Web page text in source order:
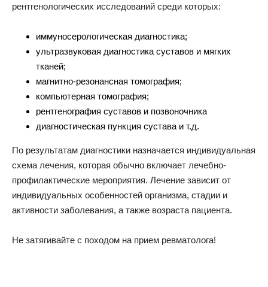
рентгенологических исследований среди которых:
иммуносерологическая диагностика;
ультразвуковая диагностика суставов и мягких
тканей;
магнитно-резонансная томография;
компьютерная томография;
рентгенография суставов и позвоночника
диагностическая пункция сустава и т.д.
По результатам диагностики назначается индивидуальная
схема лечения, которая обычно включает лечебно-
профилактические мероприятия. Лечение зависит от
индивидуальных особенностей организма, стадии и
активности заболевания, а также возраста пациента.
Не затягивайте с походом на прием ревматолога!